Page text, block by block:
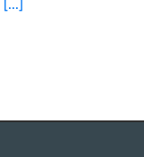
[...]